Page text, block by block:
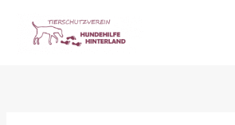
springen